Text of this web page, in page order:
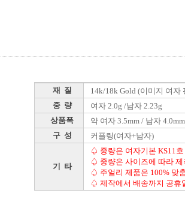
재 질 14k/18k Gold (이미지 여자
중 량 여자 2.0g /남자 2.23g
상품폭 약 여자 3.5mm / 남자 4.0mm
구 성 커플링(여자+남자)
기 타
♤ 중량은 여자기본 KS11
♤ 중량은 사이즈에 따라
♤ 주얼리 제품은 100% 맞
♤ 제작에서 배송까지 공휴